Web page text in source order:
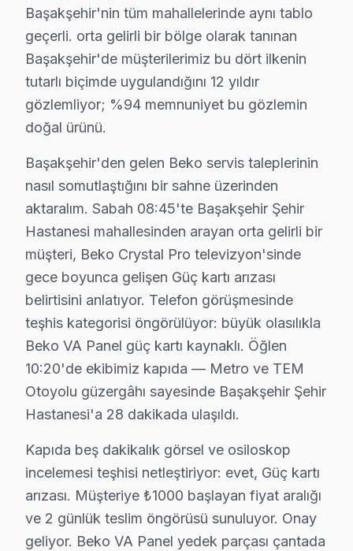
Başakşehir'de teşhis ücretsiz — fiyat netleşmeden
Beko TV Teknik Profil ve Servis Rehberi
Başakşehir'de Beko Teşhis ve Onarım Uzmanlığı
Başakşehir Servisimizde Beko Teşhis Süreci
Başakşehir'de beko televizyon servis menüsü erişim
Başakşehir'de Beko Yazılım Altyapısı
Başakşehir'de google televizyon ünitesi (2023+
Başakşehir Servisinde Beko Panel Teknolojisi
Başakşehir'de beko, Arçelik A.Ş.'nin ihracata yönelik
Başakşehir'de Beko Ana Kart ve İşlemci
Başakşehir'de beko LED TV'lerde MediaTek SoC
Başakşehir Servisimizde Sık Karşılaştığımız Beko
1. Başakşehir'de Beko-Arçelik ortak anakart: kart
2. Başakşehir'de PFC devresi arızasında giriş
3. Başakşehir'de Crystal Pro modellerde görüntü
4. Başakşehir'de bu marka 75+ inç panel takımında
Başakşehir'de Sık Servis Yaptığımız Beko
Beko B65 D 986 B 4K modelinde PFC devresi
Başakşehir Beko Fiyat Aralıkları (2025):
• LED/Backlight: 160 – 480 TL
Başakşehir'nin tüm mahallelerinde aynı tablo
geçerli. orta gelirli bir bölge olarak tanınan
Başakşehir'de müşterilerimiz bu dört ilkenin
tutarlı biçimde uygulandığını 12 yıldır
gözlemliyor; %94 memnuniyet bu gözlemin
doğal ürünü.
Başakşehir'den gelen Beko servis taleplerinin
nasıl somutlaştığını bir sahne üzerinden
aktaralım. Sabah 08:45'te Başakşehir Şehir
Hastanesi mahallesinden arayan orta gelirli bir
müşteri, Beko Crystal Pro televizyon'sinde
gece boyunca gelişen Güç kartı arızası
belirtisini anlatıyor. Telefon görüşmesinde
teşhis kategorisi öngörülüyor: büyük olasılıkla
Beko VA Panel güç kartı kaynaklı. Öğlen
10:20'de ekibimiz kapıda — Metro ve TEM
Otoyolu güzergâhı sayesinde Başakşehir Şehir
Hastanesi'a 28 dakikada ulaşıldı.
Kapıda beş dakikalık görsel ve osiloskop
incelemesi teşhisi netleştiriyor: evet, Güç kartı
arızası. Müşteriye ₺1000 başlayan fiyat aralığı
ve 2 günlük teslim öngörüsü sunuluyor. Onay
geliyor. Beko VA Panel yedek parçası çantada